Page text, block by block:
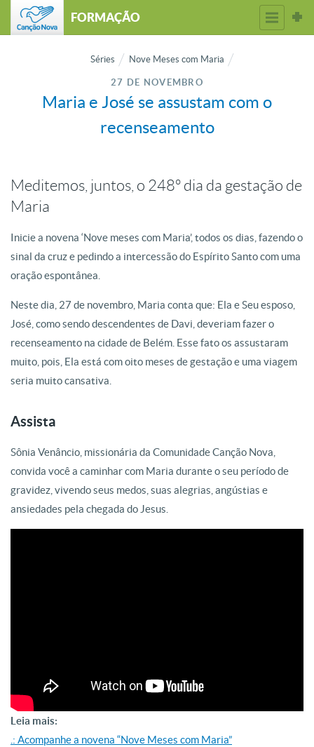
FORMAÇÃO
Séries Nove Meses com Maria
27 DE NOVEMBRO
Maria e José se assustam com o
recenseamento
Meditemos, juntos, o 248º dia da gestação de
Maria
Inicie a novena ‘Nove meses com Maria’, todos os dias, fazendo o
sinal da cruz e pedindo a intercessão do Espírito Santo com uma
oração espontânea.
Neste dia, 27 de novembro, Maria conta que: Ela e Seu esposo,
José, como sendo descendentes de Davi, deveriam fazer o
recenseamento na cidade de Belém. Esse fato os assustaram
muito, pois, Ela está com oito meses de gestação e uma viagem
seria muito cansativa.
Assista
Sônia Venâncio, missionária da Comunidade Canção Nova,
convida você a caminhar com Maria durante o seu período de
gravidez, vivendo seus medos, suas alegrias, angústias e
ansiedades pela chegada do Jesus.
Leia mais:
.: Acompanhe a novena “Nove Meses com Maria”